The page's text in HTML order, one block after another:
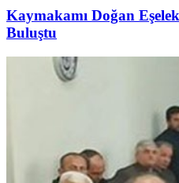
Kaymakamı Doğan
Buluştu